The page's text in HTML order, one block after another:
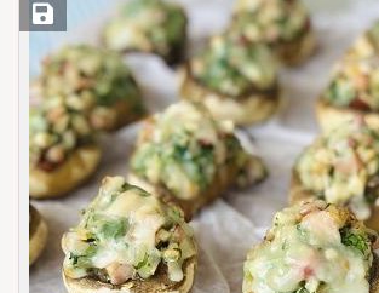
Save Recipe